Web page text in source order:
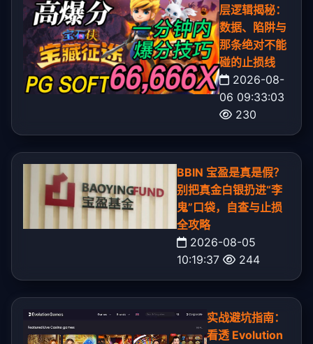
层逻辑揭秘：
数据、陷阱与
那条绝对不能
碰的止损线
2026-08-
06 09:33:03
230
BBIN 宝盈是真是假？
别把真金白银扔进“李
鬼”口袋，自查与止损
全攻略
2026-08-05
10:19:37
244
实战避坑指南：
看透 Evolution